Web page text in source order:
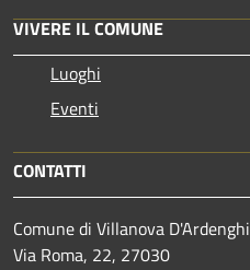
VIVERE IL COMUNE
Luoghi
Eventi
CONTATTI
Comune di Villanova D'Ardenghi
Via Roma, 22, 27030